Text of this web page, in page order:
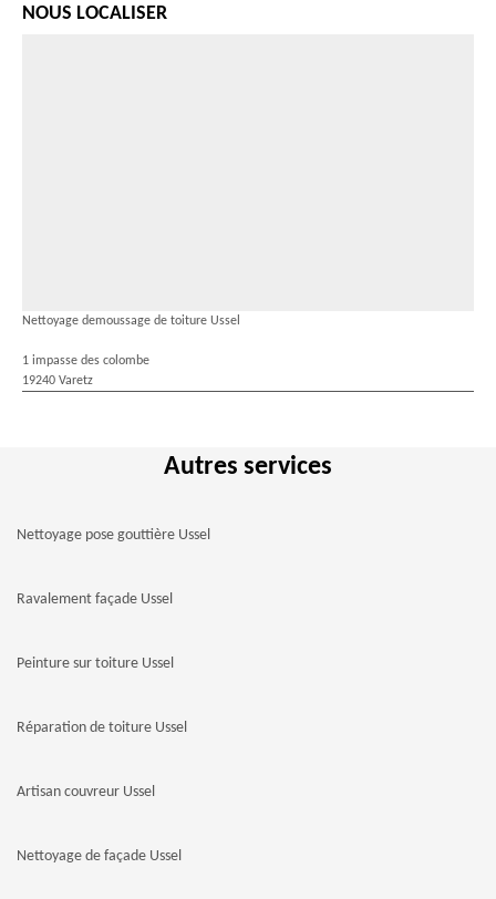
NOUS LOCALISER
Nettoyage demoussage de toiture Ussel
1 impasse des colombe
19240 Varetz
Autres services
Nettoyage pose gouttière Ussel
Ravalement façade Ussel
Peinture sur toiture Ussel
Réparation de toiture Ussel
Artisan couvreur Ussel
Nettoyage de façade Ussel